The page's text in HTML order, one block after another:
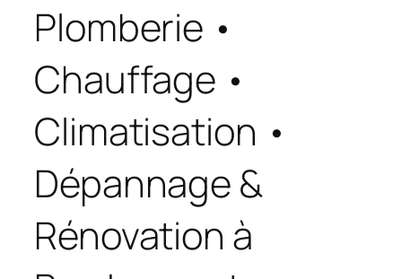
Plomberie •
Chauffage •
Climatisation •
Dépannage &
Rénovation à